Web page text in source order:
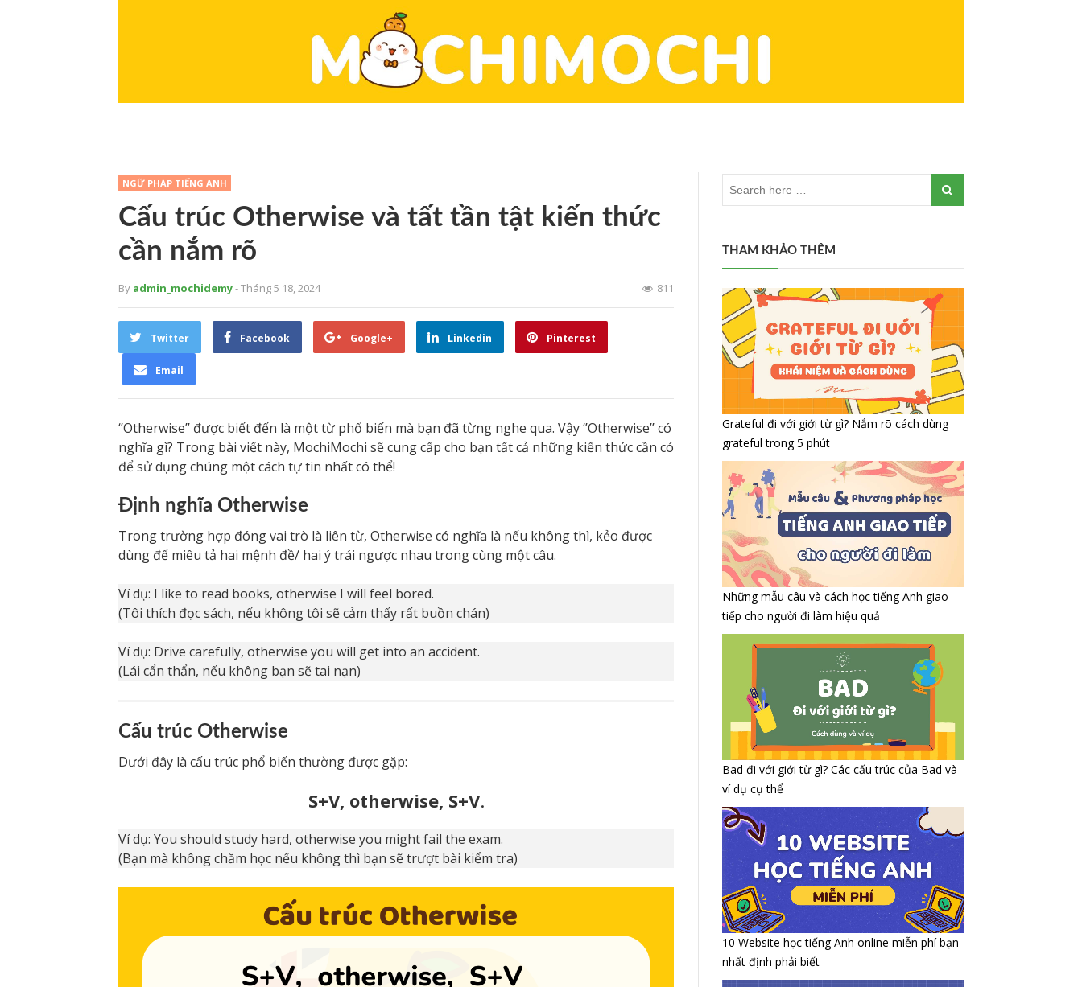
NGỮ PHÁP TIẾNG ANH
Cấu trúc Otherwise và tất tần tật kiến thức
cần nắm rõ
By admin_mochidemy- Tháng 5 18, 2024 811
Twitter Facebook Google+ Linkedin Pinterest
Email
‘’Otherwise’’ được biết đến là một từ phổ biến mà bạn đã từng nghe qua. Vậy ‘’Otherwise’’ có
nghĩa gì? Trong bài viết này, MochiMochi sẽ cung cấp cho bạn tất cả những kiến thức cần có
để sử dụng chúng một cách tự tin nhất có thể!
Định nghĩa Otherwise
Trong trường hợp đóng vai trò là liên từ, Otherwise có nghĩa là nếu không thì, kẻo được
dùng để miêu tả hai mệnh đề/ hai ý trái ngược nhau trong cùng một câu.
Ví dụ: I like to read books, otherwise I will feel bored.
(Tôi thích đọc sách, nếu không tôi sẽ cảm thấy rất buồn chán)
Ví dụ: Drive carefully, otherwise you will get into an accident.
(Lái cẩn thẩn, nếu không bạn sẽ tai nạn)
Cấu trúc Otherwise
Dưới đây là cấu trúc phổ biến thường được gặp:
S+V, otherwise, S+V.
Ví dụ: You should study hard, otherwise you might fail the exam.
(Bạn mà không chăm học nếu không thì bạn sẽ trượt bài kiểm tra)
THAM KHẢO THÊM
Grateful đi với giới từ gì? Nắm rõ cách dùng
grateful trong 5 phút
Những mẫu câu và cách học tiếng Anh giao
tiếp cho người đi làm hiệu quả
Bad đi với giới từ gì? Các cấu trúc của Bad và
ví dụ cụ thể
10 Website học tiếng Anh online miễn phí bạn
nhất định phải biết